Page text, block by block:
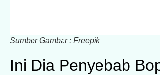
Sumber Gambar : Freepik
Ini Dia Penyebab